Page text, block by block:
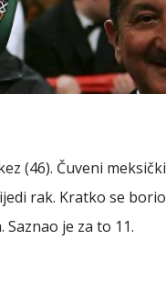
(46). Čuveni meksički
rak. Kratko se borio
je za to 11.